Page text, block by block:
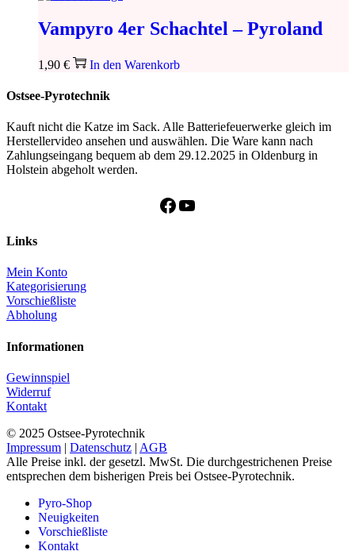
Vampyro 4er Schachtel – Pyroland
1,90 € In den Warenkorb
Ostsee-Pyrotechnik
Kauft nicht die Katze im Sack. Alle Batteriefeuerwerke gleich im
Herstellervideo ansehen und auswählen. Die Ware kann nach
Zahlungseingang bequem ab dem 29.12.2025 in Oldenburg in
Holstein abgeholt werden.
Facebook
YouTube
Links
Mein Konto
Kategorisierung
Vorschießliste
Abholung
Informationen
Gewinnspiel
Widerruf
Kontakt
© 2025 Ostsee-Pyrotechnik
Impressum | Datenschutz | AGB
Alle Preise inkl. der gesetzl. MwSt. Die durchgestrichenen Preise
entsprechen dem bisherigen Preis bei Ostsee-Pyrotechnik.
Pyro-Shop
Neuigkeiten
Vorschießliste
Kontakt